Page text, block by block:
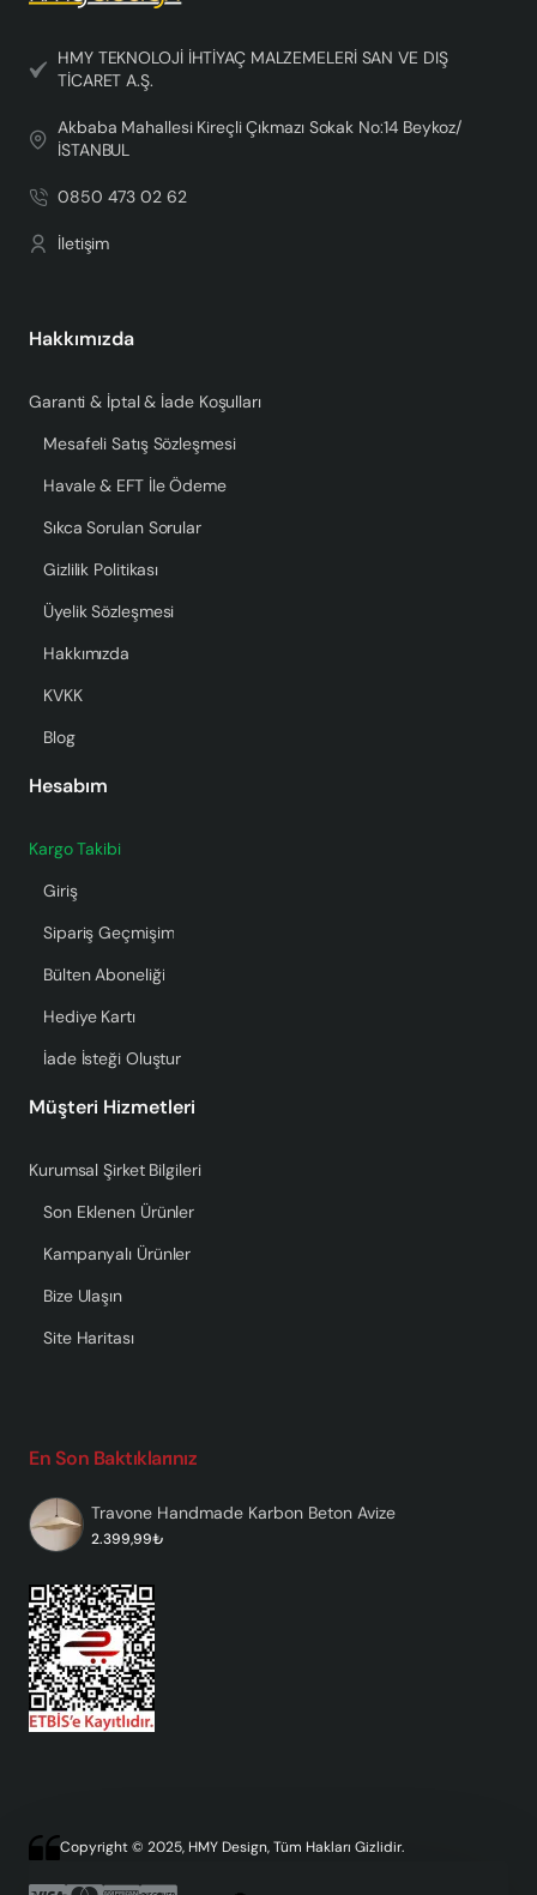
HMY TEKNOLOJİ İHTİYAÇ MALZEMELERİ SAN VE DIŞ
TİCARET A.Ş.
Akbaba Mahallesi Kireçli Çıkmazı Sokak No:14 Beykoz/
İSTANBUL
0850 473 02 62
İletişim
Hakkımızda
Garanti & İptal & İade Koşulları
Mesafeli Satış Sözleşmesi
Havale & EFT İle Ödeme
Sıkca Sorulan Sorular
Gizlilik Politikası
Üyelik Sözleşmesi
Hakkımızda
KVKK
Blog
Hesabım
Kargo Takibi
Giriş
Sipariş Geçmişim
Bülten Aboneliği
Hediye Kartı
İade İsteği Oluştur
Müşteri Hizmetleri
Kurumsal Şirket Bilgileri
Son Eklenen Ürünler
Kampanyalı Ürünler
Bize Ulaşın
Site Haritası
En Son Baktıklarınız
Travone Handmade Karbon Beton Avize
2.399,99₺
Copyright © 2025, HMY Design, Tüm Hakları Gizlidir.